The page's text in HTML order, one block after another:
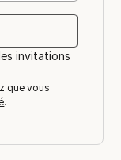
invitations
que vous
.